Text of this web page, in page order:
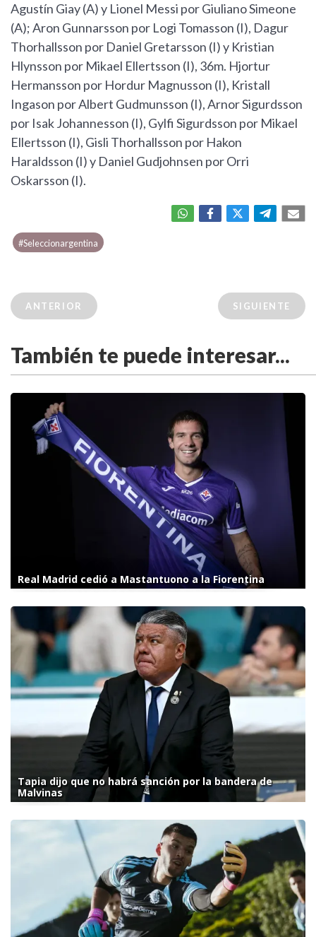
Agustín Giay (A) y Lionel Messi por Giuliano Simeone
(A); Aron Gunnarsson por Logi Tomasson (I), Dagur
Thorhallsson por Daniel Gretarsson (I) y Kristian
Hlynsson por Mikael Ellertsson (I), 36m. Hjortur
Hermansson por Hordur Magnusson (I), Kristall
Ingason por Albert Gudmunsson (I), Arnor Sigurdsson
por Isak Johannesson (I), Gylfi Sigurdsson por Mikael
Ellertsson (I), Gisli Thorhallsson por Hakon
Haraldsson (I) y Daniel Gudjohnsen por Orri
Oskarsson (I).
#Seleccionargentina
ANTERIOR SIGUIENTE
También te puede interesar...
Real Madrid cedió a Mastantuono a la Fiorentina
Tapia dijo que no habrá sanción por la bandera de
Malvinas